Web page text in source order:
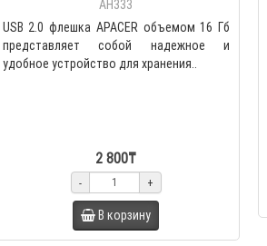
AH333
USB 2.0 флешка APACER объемом 16 Гб
представляет собой надежное и
удобное устройство для хранения..
2 800₸
- +
В корзину